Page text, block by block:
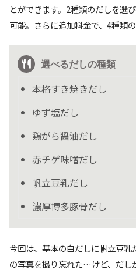
とができます。2種類のだしを選
可能。さらに追加料金で、4種類
選べるだしの種類
本格すき焼きだし
ゆず塩だし
鶏がら醤油だし
赤チゲ味噌だし
帆立豆乳だし
濃厚博多豚骨だし
今回は、基本の白だしに帆立豆
の写真を撮り忘れた…けど、だし